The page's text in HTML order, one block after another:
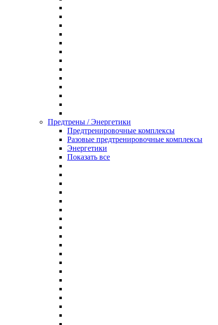
Предтрены / Энергетики
Предтренировочные комплексы
Разовые предтренировочные комплексы
Энергетики
Показать все